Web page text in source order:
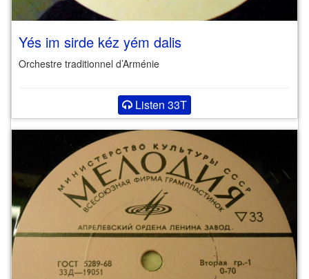
Yés im sirde kéz yém dalis
Orchestre traditionnel d’Arménie
Listen 33T